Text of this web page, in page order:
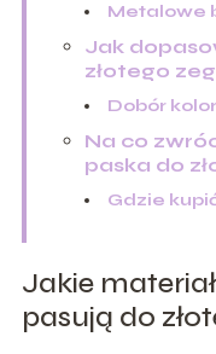
Metalowe
Jak
złotego
Dobór
Na co
paska do
Gdzie
Jakie
pasują do